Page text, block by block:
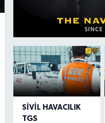
SIVIL HAVACILIK
TGS